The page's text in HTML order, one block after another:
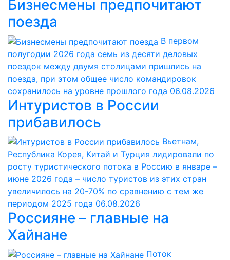
Бизнесмены предпочитают
поезда
В первом
полугодии 2026 года семь из десяти деловых
поездок между двумя столицами пришлись на
поезда, при этом общее число командировок
сохранилось на уровне прошлого года 06.08.2026
Интуристов в России
прибавилось
Вьетнам,
Республика Корея, Китай и Турция лидировали по
росту туристического потока в Россию в январе –
июне 2026 года – число туристов из этих стран
увеличилось на 20-70% по сравнению с тем же
периодом 2025 года 06.08.2026
Россияне – главные на
Хайнане
Поток